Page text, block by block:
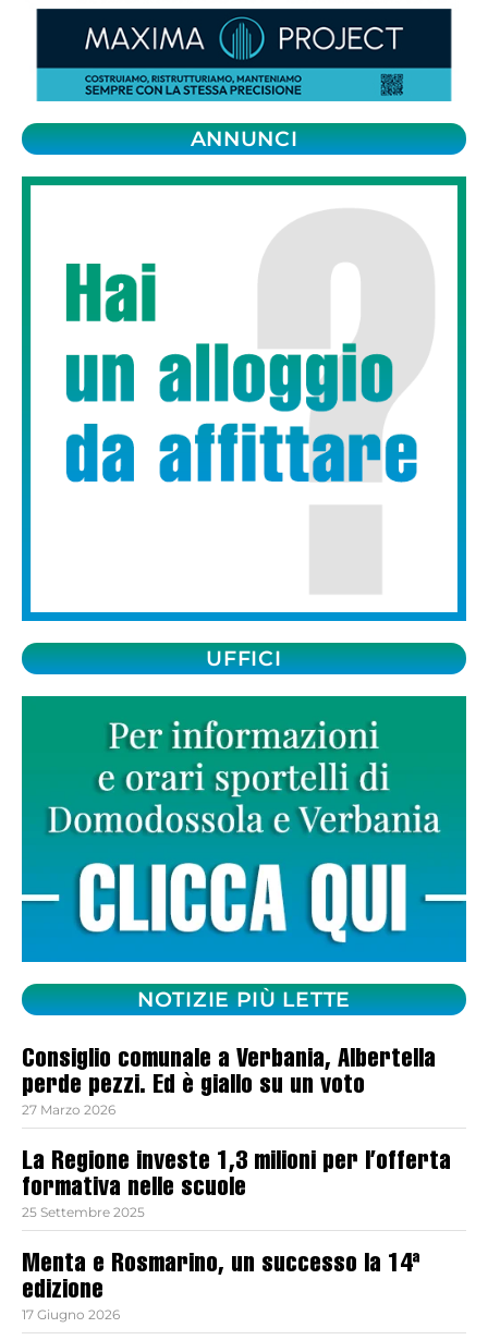
ANNUNCI
UFFICI
NOTIZIE PIÙ LETTE
Consiglio comunale a Verbania, Albertella
perde pezzi. Ed è giallo su un voto
27 Marzo 2026
La Regione investe 1,3 milioni per l’offerta
formativa nelle scuole
25 Settembre 2025
Menta e Rosmarino, un successo la 14ª
edizione
17 Giugno 2026